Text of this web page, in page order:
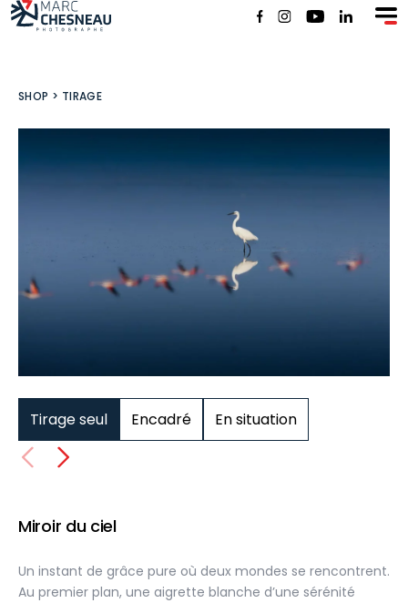
SHOP > TIRAGE
Tirage seul Encadré En situation
Miroir du ciel
Un instant de grâce pure où deux mondes se rencontrent.
Au premier plan, une aigrette blanche d’une sérénité